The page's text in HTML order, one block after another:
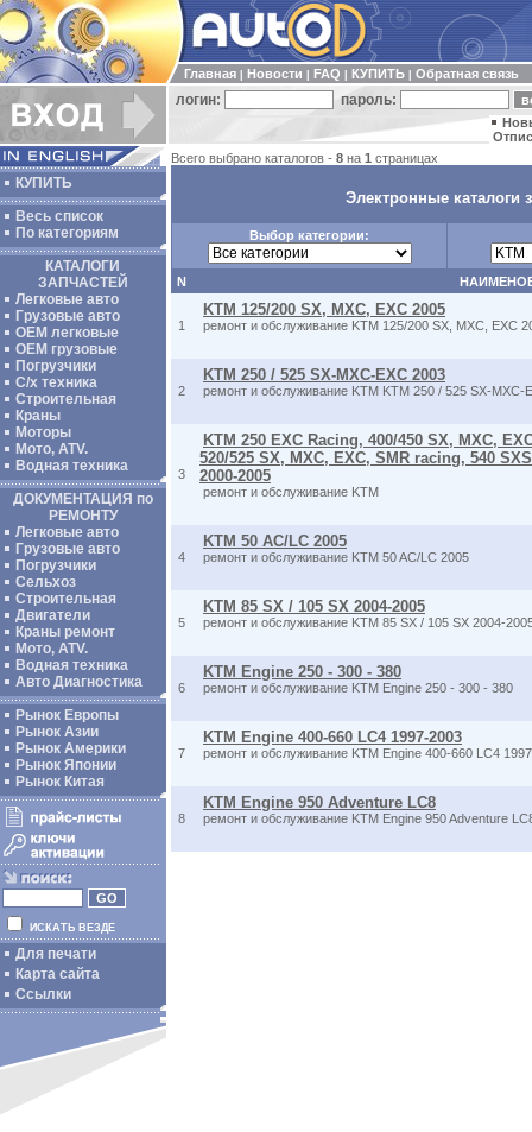
Главная Новости FAQ КУПИТЬ Обратная связь
логин: пароль:
КУПИТЬ
Весь список
По категориям
КАТАЛОГИ
ЗАПЧАСТЕЙ
Легковые авто
Грузовые авто
ОЕМ легковые
OEM грузовые
Погрузчики
С/х техника
Строительная
Краны
Моторы
Мото, ATV.
Водная техника
ДОКУМЕНТАЦИЯ по
РЕМОНТУ
Легковые авто
Грузовые авто
Погрузчики
Сельхоз
Строительная
Двигатели
Краны ремонт
Мото, ATV.
Водная техника
Авто Диагностика
Рынок Европы
Рынок Азии
Рынок Америки
Рынок Японии
Рынок Китая
ИСКАТЬ ВЕЗДЕ
Для печати
Карта сайта
Ссылки
Всего выбрано каталогов - 8 на 1 страницах
Электронные каталоги
Выбор категории:
N
1
KTM 125/200 SX, MXC, EXC 2005
ремонт и обслуживание KTM 125/200 SX, MXC, EXC
2
KTM 250 / 525 SX-MXC-EXC 2003
ремонт и обслуживание KTM KTM 250 / 525 SX-MXC-
3
KTM 250 EXC Racing, 400/450 SX, MXC,
520/525 SX, MXC, EXC, SMR racing, 540
2000-2005
ремонт и обслуживание KTM
4
KTM 50 AC/LC 2005
ремонт и обслуживание KTM 50 AC/LC 2005
5
KTM 85 SX / 105 SX 2004-2005
ремонт и обслуживание KTM 85 SX / 105 SX 2004-
6
KTM Engine 250 - 300 - 380
ремонт и обслуживание KTM Engine 250 - 300 - 380
7
KTM Engine 400-660 LC4 1997-2003
ремонт и обслуживание KTM Engine 400-660 LC4
8
KTM Engine 950 Adventure LC8
ремонт и обслуживание KTM Engine 950 Adventure